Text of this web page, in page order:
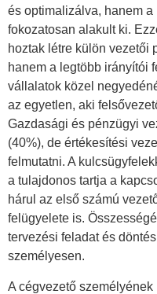
és optimalizálva, hanem
fokozatosan alakult ki.
hoztak létre külön vezetői
hanem a legtöbb irányítói
vállalatok közel
az egyetlen, aki
Gazdasági és pénzügyi
(40%), de értékesítési
felmutatni. A
a tulajdonos tartja a
hárul az első számú
felügyelete is.
tervezési feladat és
személyesen.
A cégvezető